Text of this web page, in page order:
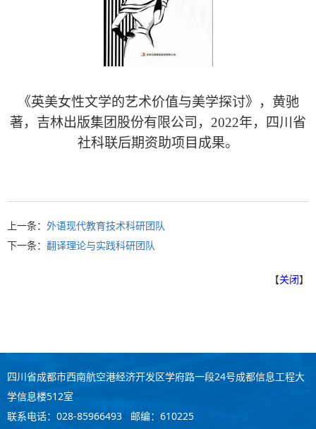
《英美女性文学的艺术价值与美学探讨》，黄驰
著，吉林出版集团股份有限公司， 2022年，四川省
社科联后期资助项目成果。
上一条： 外语现代教育技术科研团队
下一条： 翻译理论与实践科研团队
【关闭】
四川省成都市西南航空港经济开发区学府路一段24号成都信息工程大
学信息楼512室
联系电话：028-85966493 邮编：610225